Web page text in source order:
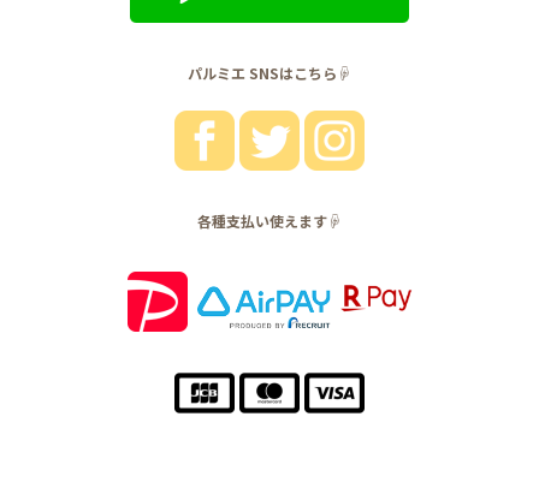
パルミエ SNSはこちら☟
各種支払い使えます☟